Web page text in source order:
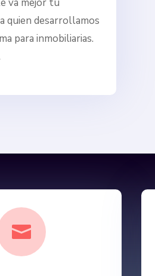
quien desarrollamos
para inmobiliarias.
